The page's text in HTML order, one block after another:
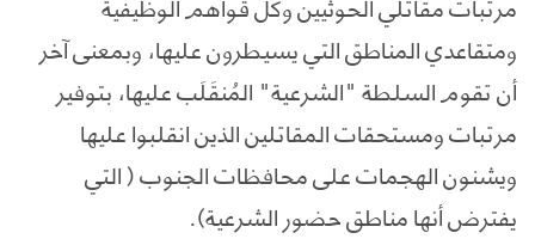
ومتقاعدي المناطق التي يسيطرون عليها، وبمعنى آخر
أن تقوم السلطة "الشرعية" المُنقَلَب عليها، بتوفير
مرتبات ومستحقات المقاتلين الذين انقلبوا عليها
ويشنون الهجمات على محافظات الجنوب ( التي
يفترض أنها مناطق حضور الشرعية).